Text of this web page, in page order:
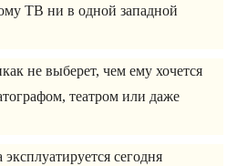
ТВ ни в одной западной
не выберет, чем ему хочется
театром или даже
сегодня